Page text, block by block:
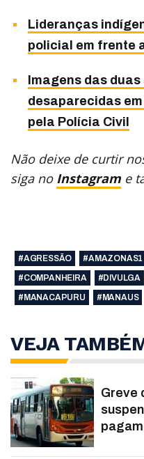
Lideranças
policial em frente
Imagens das
desaparecidas
pela Polícia Civil
Não deixe de curtir
siga no Instagram e
#AGRESSÃO #AMAZONAS1
#COMPANHEIRA
#DIVULGA
#MANACAPURU
#MANAUS
VEJA
Greve